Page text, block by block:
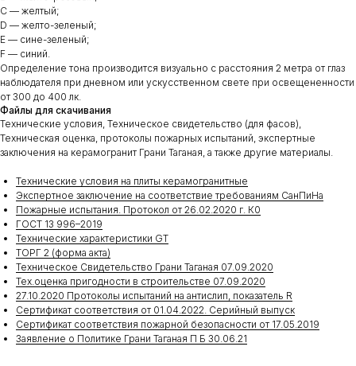
С — желтый;
D — желто-зеленый;
E — сине-зеленый;
F — синий.
Определение тона производится визуально с расстояния 2 метра от глаз
наблюдателя при дневном или ускусственном свете при освещененности
от 300 до 400 лк.
Файлы для скачивания
Технические условия, Техническое свидетельство (для фасов),
Техническая оценка, протоколы пожарных испытаний, экспертные
заключения на керамогранит Грани Таганая, а также другие материалы.
Технические условия на плиты керамогранитные
Экспертное заключение на соответствие требованиям СанПиНа
Пожарные испытания. Протокол от 26.02.2020 г. К0
ГОСТ 13 996–2019
Технические характеристики GT
ТОРГ 2 (форма акта)
Техническое Свидетельство Грани Таганая 07.09.2020
Тех.оценка пригодности в строительстве 07.09.2020
27.10.2020 Протоколы испытаний на антислип, показатель R
Сертификат соответствия от 01.04.2022. Серийный выпуск
Сертификат соответствия пожарной безопасности от 17.05.2019
Заявление о Политике Грани Таганая П Б 30.06.21